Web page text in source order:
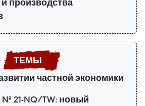
и производства
частной экономики
21-NQ/TW: новый